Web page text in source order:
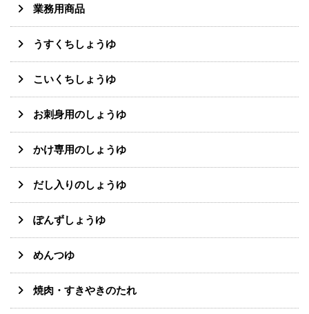
業務用商品
うすくちしょうゆ
こいくちしょうゆ
お刺身用のしょうゆ
かけ専用のしょうゆ
だし入りのしょうゆ
ぽんずしょうゆ
めんつゆ
焼肉・すきやきのたれ